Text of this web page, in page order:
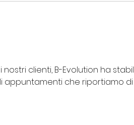
clienti, B-Evolution ha
che riportiamo di